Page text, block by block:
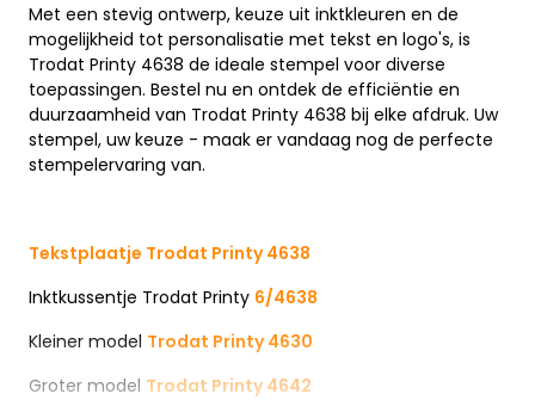
Met een stevig ontwerp, keuze uit inktkleuren en de
mogelijkheid tot personalisatie met tekst en logo's, is
Trodat Printy 4638 de ideale stempel voor diverse
toepassingen. Bestel nu en ontdek de efficiëntie en
duurzaamheid van Trodat Printy 4638 bij elke afdruk. Uw
stempel, uw keuze - maak er vandaag nog de perfecte
stempelervaring van.
Tekstplaatje Trodat Printy 4638
Inktkussentje Trodat Printy 6/4638
Kleiner model Trodat Printy 4630
Groter model Trodat Printy 4642